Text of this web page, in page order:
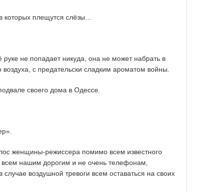
плещутся слёзы…
не попадает никуда, она не может набрать в
с предательски сладким ароматом войны.
своего дома в Одессе.
женщины-режиссера помимо всем известного
нашим дорогим и не очень телефонам,
воздушной тревоги всем оставаться на своих